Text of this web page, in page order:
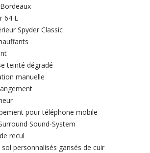
64 L
Spyder Classic
teinté dégradé
manuelle
pour téléphone mobile
Sound-System
recul
sol personnalisés gansés de cuir